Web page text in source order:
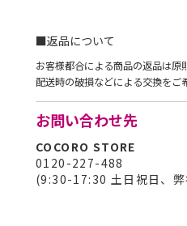
■返品について
お客様都合による商品の返品は原
配送時の破損などによる交換をご
お問い合わせ先
COCORO STORE
0120-227-488
(9:30-17:30 土日祝日、弊